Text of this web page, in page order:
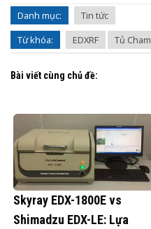
Danh mục:
Tin tức
Từ khóa:
EDXRF Tủ
Bài viết cùng chủ đề:
Skyray EDX-1800E vs
Shimadzu EDX-LE: Lựa